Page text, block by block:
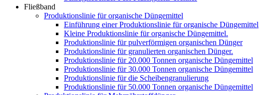
Fließband
Produktionslinie für organische Düngemittel
Einführung einer Produktionslinie für organische Düngemittel
Kleine Produktionslinie für organische Düngemittel.
Produktionslinie für pulverförmigen organischen Dünger
Produktionslinie für granulierten organischen Dünger.
Produktionslinie für 20.000 Tonnen organische Düngemittel
Produktionslinie für 30.000 Tonnen organische Düngemittel
Produktionslinie für die Scheibengranulierung
Produktionslinie für 50.000 Tonnen organische Düngemittel